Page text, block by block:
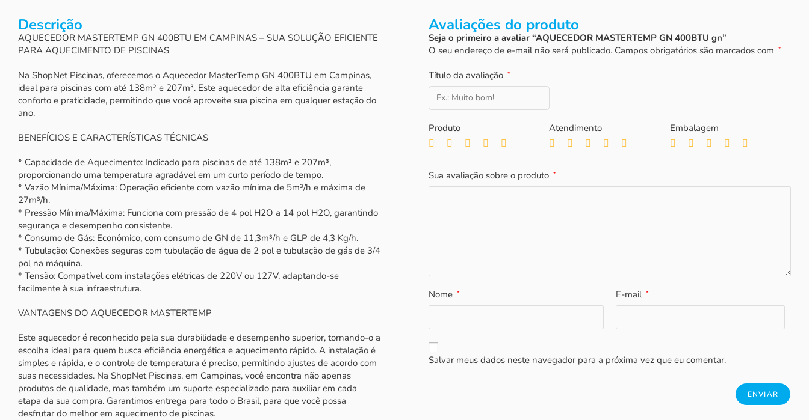
Descrição
AQUECEDOR MASTERTEMP GN 400BTU EM CAMPINAS – SUA SOLUÇÃO EFICIENTE
PARA AQUECIMENTO DE PISCINAS
Na ShopNet Piscinas, oferecemos o Aquecedor MasterTemp GN 400BTU em Campinas,
ideal para piscinas com até 138m² e 207m³. Este aquecedor de alta eficiência garante
conforto e praticidade, permitindo que você aproveite sua piscina em qualquer estação do
ano.
BENEFÍCIOS E CARACTERÍSTICAS TÉCNICAS
* Capacidade de Aquecimento: Indicado para piscinas de até 138m² e 207m³,
proporcionando uma temperatura agradável em um curto período de tempo.
* Vazão Mínima/Máxima: Operação eficiente com vazão mínima de 5m³/h e máxima de
27m³/h.
* Pressão Mínima/Máxima: Funciona com pressão de 4 pol H2O a 14 pol H2O, garantindo
segurança e desempenho consistente.
* Consumo de Gás: Econômico, com consumo de GN de 11,3m³/h e GLP de 4,3 Kg/h.
* Tubulação: Conexões seguras com tubulação de água de 2 pol e tubulação de gás de 3/4
pol na máquina.
* Tensão: Compatível com instalações elétricas de 220V ou 127V, adaptando-se
facilmente à sua infraestrutura.
VANTAGENS DO AQUECEDOR MASTERTEMP
Este aquecedor é reconhecido pela sua durabilidade e desempenho superior, tornando-o a
escolha ideal para quem busca eficiência energética e aquecimento rápido. A instalação é
simples e rápida, e o controle de temperatura é preciso, permitindo ajustes de acordo com
suas necessidades. Na ShopNet Piscinas, em Campinas, você encontra não apenas
produtos de qualidade, mas também um suporte especializado para auxiliar em cada
etapa da sua compra. Garantimos entrega para todo o Brasil, para que você possa
desfrutar do melhor em aquecimento de piscinas.
Avaliações do produto
Seja o primeiro a avaliar “AQUECEDOR MASTERTEMP GN 400BTU gn”
O seu endereço de e-mail não será publicado. Campos obrigatórios são marcados com *
Título da avaliação *
Produto Atendimento Embalagem
Sua avaliação sobre o produto *
Nome * E-mail *
Salvar meus dados neste navegador para a próxima vez que eu comentar.